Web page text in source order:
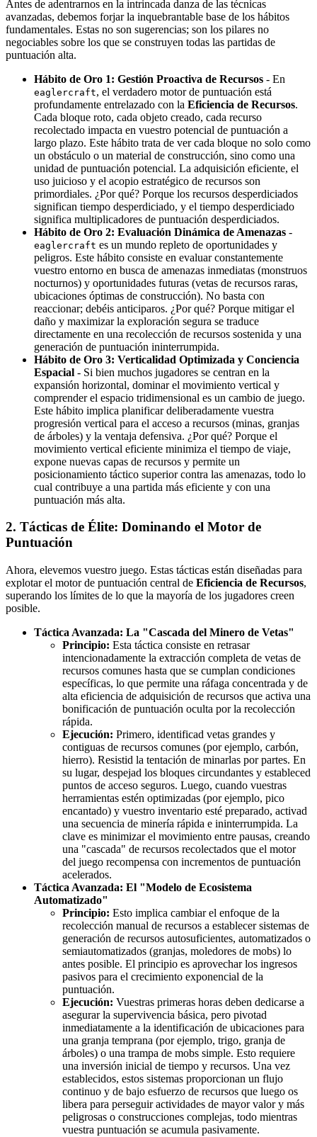
Antes de adentrarnos en la intrincada danza de las técnicas
avanzadas, debemos forjar la inquebrantable base de los hábitos
fundamentales. Estas no son sugerencias; son los pilares no
negociables sobre los que se construyen todas las partidas de
puntuación alta.
Hábito de Oro 1: Gestión Proactiva de Recursos - En
eaglercraft, el verdadero motor de puntuación está
profundamente entrelazado con la Eficiencia de Recursos.
Cada bloque roto, cada objeto creado, cada recurso
recolectado impacta en vuestro potencial de puntuación a
largo plazo. Este hábito trata de ver cada bloque no solo como
un obstáculo o un material de construcción, sino como una
unidad de puntuación potencial. La adquisición eficiente, el
uso juicioso y el acopio estratégico de recursos son
primordiales. ¿Por qué? Porque los recursos desperdiciados
significan tiempo desperdiciado, y el tiempo desperdiciado
significa multiplicadores de puntuación desperdiciados.
Hábito de Oro 2: Evaluación Dinámica de Amenazas -
eaglercraft es un mundo repleto de oportunidades y
peligros. Este hábito consiste en evaluar constantemente
vuestro entorno en busca de amenazas inmediatas (monstruos
nocturnos) y oportunidades futuras (vetas de recursos raras,
ubicaciones óptimas de construcción). No basta con
reaccionar; debéis anticiparos. ¿Por qué? Porque mitigar el
daño y maximizar la exploración segura se traduce
directamente en una recolección de recursos sostenida y una
generación de puntuación ininterrumpida.
Hábito de Oro 3: Verticalidad Optimizada y Conciencia
Espacial - Si bien muchos jugadores se centran en la
expansión horizontal, dominar el movimiento vertical y
comprender el espacio tridimensional es un cambio de juego.
Este hábito implica planificar deliberadamente vuestra
progresión vertical para el acceso a recursos (minas, granjas
de árboles) y la ventaja defensiva. ¿Por qué? Porque el
movimiento vertical eficiente minimiza el tiempo de viaje,
expone nuevas capas de recursos y permite un
posicionamiento táctico superior contra las amenazas, todo lo
cual contribuye a una partida más eficiente y con una
puntuación más alta.
2. Tácticas de Élite: Dominando el Motor de
Puntuación
Ahora, elevemos vuestro juego. Estas tácticas están diseñadas para
explotar el motor de puntuación central de Eficiencia de Recursos,
superando los límites de lo que la mayoría de los jugadores creen
posible.
Táctica Avanzada: La "Cascada del Minero de Vetas"
Principio: Esta táctica consiste en retrasar
intencionadamente la extracción completa de vetas de
recursos comunes hasta que se cumplan condiciones
específicas, lo que permite una ráfaga concentrada y de
alta eficiencia de adquisición de recursos que activa una
bonificación de puntuación oculta por la recolección
rápida.
Ejecución: Primero, identificad vetas grandes y
contiguas de recursos comunes (por ejemplo, carbón,
hierro). Resistid la tentación de minarlas por partes. En
su lugar, despejad los bloques circundantes y estableced
puntos de acceso seguros. Luego, cuando vuestras
herramientas estén optimizadas (por ejemplo, pico
encantado) y vuestro inventario esté preparado, activad
una secuencia de minería rápida e ininterrumpida. La
clave es minimizar el movimiento entre pausas, creando
una "cascada" de recursos recolectados que el motor
del juego recompensa con incrementos de puntuación
acelerados.
Táctica Avanzada: El "Modelo de Ecosistema
Automatizado"
Principio: Esto implica cambiar el enfoque de la
recolección manual de recursos a establecer sistemas de
generación de recursos autosuficientes, automatizados o
semiautomatizados (granjas, moledores de mobs) lo
antes posible. El principio es aprovechar los ingresos
pasivos para el crecimiento exponencial de la
puntuación.
Ejecución: Vuestras primeras horas deben dedicarse a
asegurar la supervivencia básica, pero pivotad
inmediatamente a la identificación de ubicaciones para
una granja temprana (por ejemplo, trigo, granja de
árboles) o una trampa de mobs simple. Esto requiere
una inversión inicial de tiempo y recursos. Una vez
establecidos, estos sistemas proporcionan un flujo
continuo y de bajo esfuerzo de recursos que luego os
libera para perseguir actividades de mayor valor y más
peligrosas o construcciones complejas, todo mientras
vuestra puntuación se acumula pasivamente.